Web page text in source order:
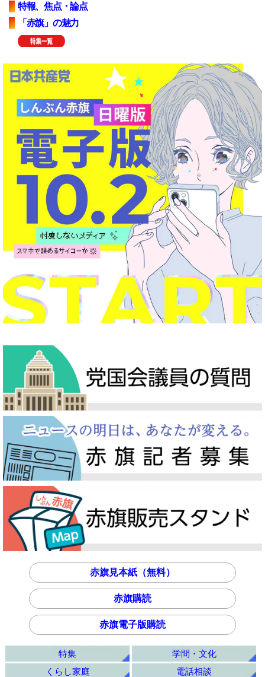
特報、焦点・論点
「赤旗」の魅力
赤旗見本紙（無料）
赤旗購読
赤旗電子版購読
特集
学問・文化
くらし家庭
電話相談